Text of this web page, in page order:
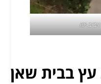
יפו
עץ בבית שאן